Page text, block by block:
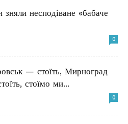
несподіване «бабаче
0
— стоїть, Мирноград
стоїмо ми...
0